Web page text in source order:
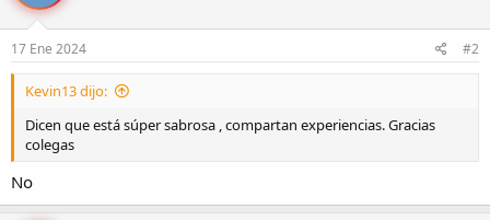
17 Ene 2024 #2
Kevin13 dijo:
Dicen que está súper sabrosa , compartan experiencias. Gracias
colegas
No